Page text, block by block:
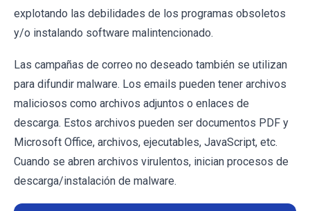
explotando las debilidades de los programas obsoletos
y/o instalando software malintencionado.
Las campañas de correo no deseado también se utilizan
para difundir malware. Los emails pueden tener archivos
maliciosos como archivos adjuntos o enlaces de
descarga. Estos archivos pueden ser documentos PDF y
Microsoft Office, archivos, ejecutables, JavaScript, etc.
Cuando se abren archivos virulentos, inician procesos de
descarga/instalación de malware.